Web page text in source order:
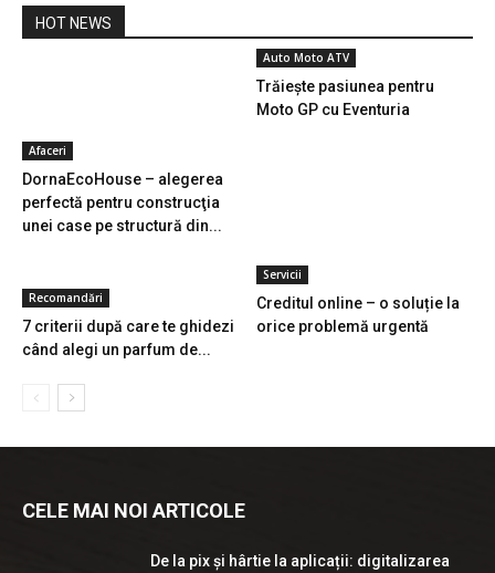
HOT NEWS
Afaceri
DornaEcoHouse – alegerea
perfectă pentru construcţia
unei case pe structură din...
Auto Moto ATV
Trăiește pasiunea pentru
Moto GP cu Eventuria
Recomandări
7 criterii după care te ghidezi
când alegi un parfum de...
Servicii
Creditul online – o soluție la
orice problemă urgentă
CELE MAI NOI ARTICOLE
De la pix şi hârtie la aplicații: digitalizarea